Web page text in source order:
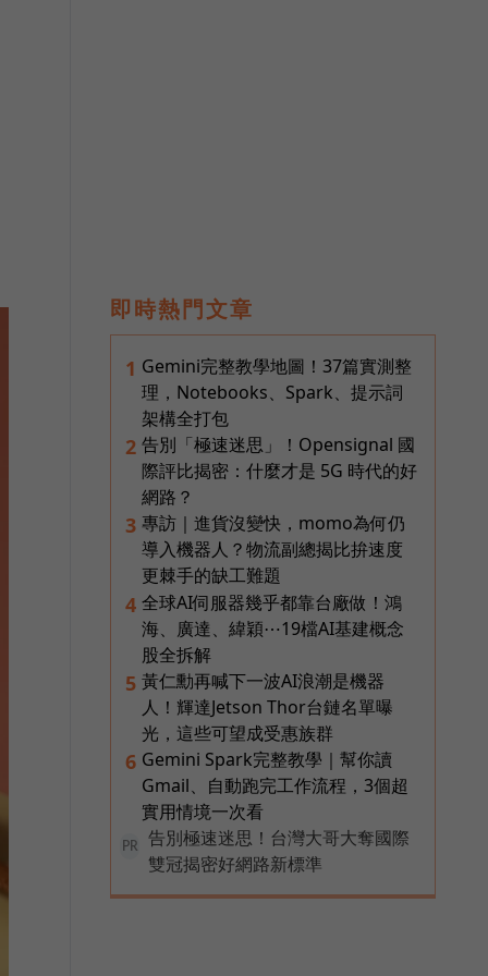
即時熱門文章
1 Gemini完整教學地圖！37篇實測整
理，Notebooks、Spark、提示詞
架構全打包
2 告別「極速迷思」！Opensignal 國
際評比揭密：什麼才是 5G 時代的好
網路？
3 專訪｜進貨沒變快，momo為何仍
導入機器人？物流副總揭比拚速度
更棘手的缺工難題
4 全球AI伺服器幾乎都靠台廠做！鴻
海、廣達、緯穎⋯19檔AI基建概念
股全拆解
5 黃仁勳再喊下一波AI浪潮是機器
人！輝達Jetson Thor台鏈名單曝
光，這些可望成受惠族群
6 Gemini Spark完整教學｜幫你讀
Gmail、自動跑完工作流程，3個超
實用情境一次看
PR
告別極速迷思！台灣大哥大奪國際
雙冠揭密好網路新標準